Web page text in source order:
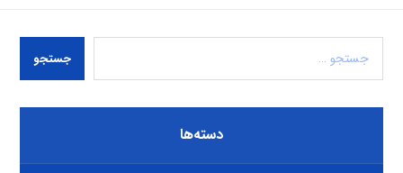
جستجو
دسته‌ها